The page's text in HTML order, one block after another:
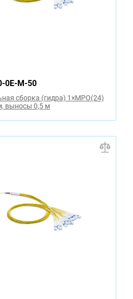
0E-M-50
сборка (гидра) 1×MPO(24)
выносы 0,5 м